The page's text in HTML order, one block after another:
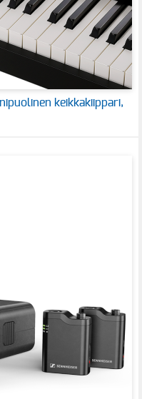
keikkakiippari,